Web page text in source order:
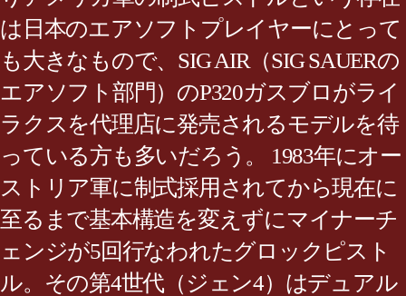
は日本のエアソフトプレイヤーにとって
も大きなもので、SIG AIR（SIG SAUERの
エアソフト部門）のP320ガスブロがライ
ラクスを代理店に発売されるモデルを待
っている方も多いだろう。 1983年にオー
ストリア軍に制式採用されてから現在に
至るまで基本構造を変えずにマイナーチ
ェンジが5回行なわれたグロックピスト
ル。その第4世代（ジェン4）はデュアル